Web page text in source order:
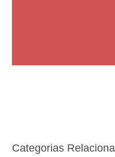
Categorias